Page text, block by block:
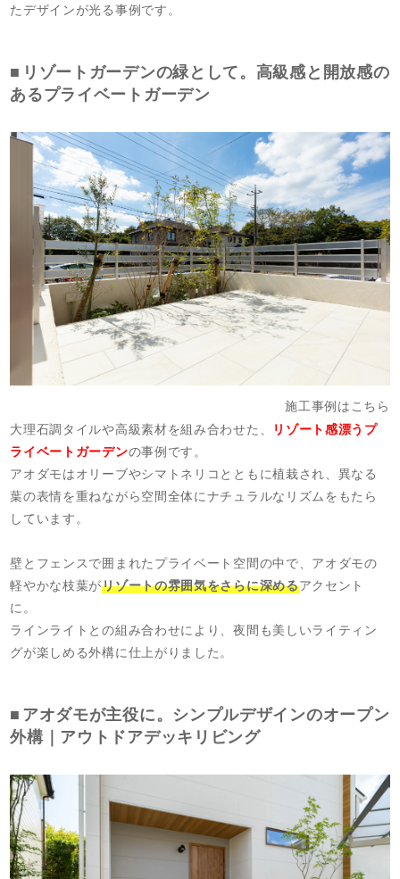
たデザインが光る事例です。
リゾートガーデンの緑として。高級感と開放感の
あるプライベートガーデン
施工事例はこちら
大理石調タイルや高級素材を組み合わせた、
リゾート感漂うプ
ライベートガーデンの事例です。
アオダモはオリーブやシマトネリコとともに植栽され、異なる
葉の表情を重ねながら空間全体にナチュラルなリズムをもたら
しています。
壁とフェンスで囲まれたプライベート空間の中で、アオダモの
軽やかな枝葉がリゾートの雰囲気をさらに深めるアクセント
に。
ラインライトとの組み合わせにより、夜間も美しいライティン
グが楽しめる外構に仕上がりました。
アオダモが主役に。シンプルデザインのオープン
外構｜アウトドアデッキリビング